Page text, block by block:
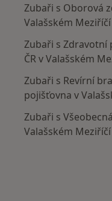
Zubaři s Oborová
Valašském Meziříčí
Zubaři s
ČR v Valašském
Zubaři s Revírní
pojišťovna v
Zubaři s
Valašském Meziříčí